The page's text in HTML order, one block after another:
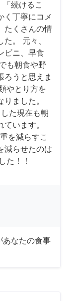
続けるこ
く丁寧にコメ
たくさんの情
。 元々、
ビニ、早食
も朝食や野
ろうと思えま
やとり方を
ました。
た現在も朝
います。
を減らすこ
減らせたのは
た！！
なたの食事